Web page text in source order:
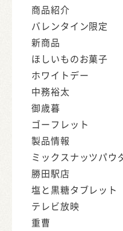
商品紹介
バレンタイン限定
新商品
ほしいものお菓子
ホワイトデー
中務裕太
御歳暮
ゴーフレット
製品情報
ミックスナッツパウ
勝田駅店
塩と黒糖タブレット
テレビ放映
重曹